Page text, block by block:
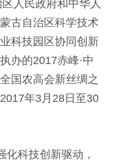
人民政府和中华人
古自治区科学技术
科技园区协同创新
办的2017赤峰·中
国农高会新丝绸之
年3月28日至30
科技创新驱动，